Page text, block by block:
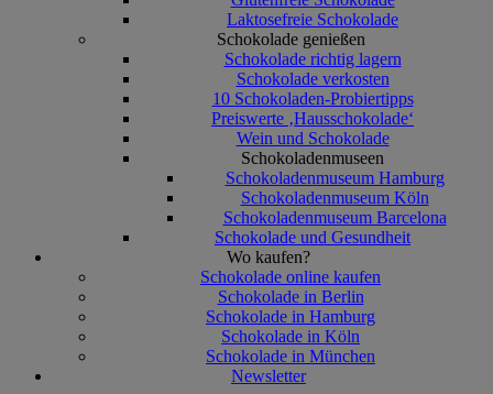
Laktosefreie Schokolade
Schokolade genießen
Schokolade richtig lagern
Schokolade verkosten
10 Schokoladen-Probiertipps
Preiswerte ‚Hausschokolade‘
Wein und Schokolade
Schokoladenmuseen
Schokoladenmuseum Hamburg
Schokoladenmuseum Köln
Schokoladenmuseum Barcelona
Schokolade und Gesundheit
Wo kaufen?
Schokolade online kaufen
Schokolade in Berlin
Schokolade in Hamburg
Schokolade in Köln
Schokolade in München
Newsletter